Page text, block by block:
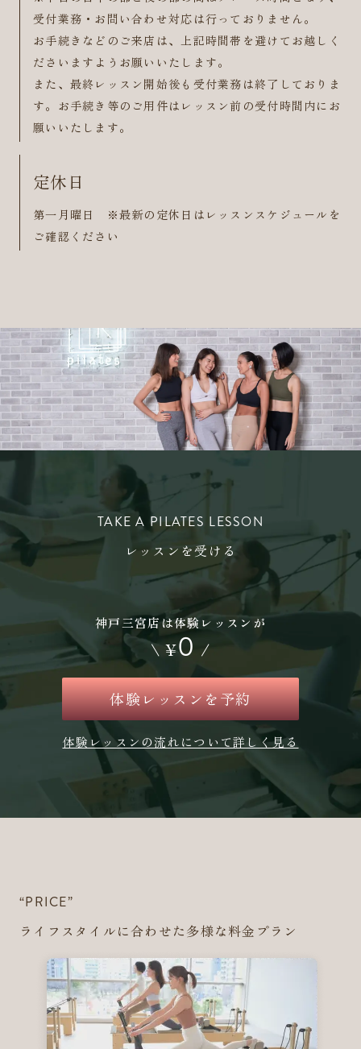
受付業務・お問い合わせ対応は行っておりません。
お手続きなどのご来店は、上記時間帯を避けてお越しく
ださいますようお願いいたします。
また、最終レッスン開始後も受付業務は終了しておりま
す。お手続き等のご用件はレッスン前の受付時間内にお
願いいたします。
定休日
第一月曜日 ※最新の定休日はレッスンスケジュールを
ご確認ください
TAKE A PILATES LESSON
レッスンを受ける
神戸三宮店は体験レッスンが
\¥0 /
体験レッスンを予約
体験レッスンの流れについて詳しく見る
“PRICE”
ライフスタイルに合わせた多様な料金プラン